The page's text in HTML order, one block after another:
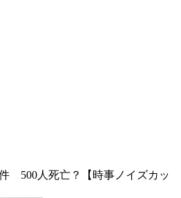
500人死亡？【時事ノイズカッ